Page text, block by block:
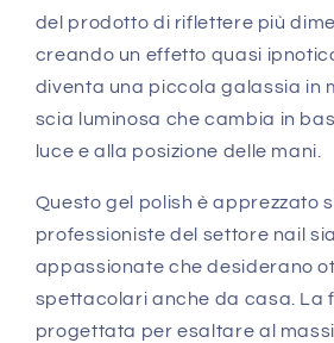
del prodotto di riflettere più
creando un effetto quasi
diventa una piccola galassia in
scia luminosa che cambia in
luce e alla posizione delle mani.
Questo gel polish è apprezzato
professioniste del settore nail
appassionate che desiderano
spettacolari anche da casa. La
progettata per esaltare al